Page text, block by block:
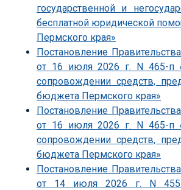
государственной и
бесплатной юридической
Пермского края»
Постановление
от 16 июля 2026 г. N 465-п
сопровождении средств,
бюджета Пермского края»
Постановление
от 16 июля 2026 г. N 465-п
сопровождении средств,
бюджета Пермского края»
Постановление
от 14 июля 2026 г. N